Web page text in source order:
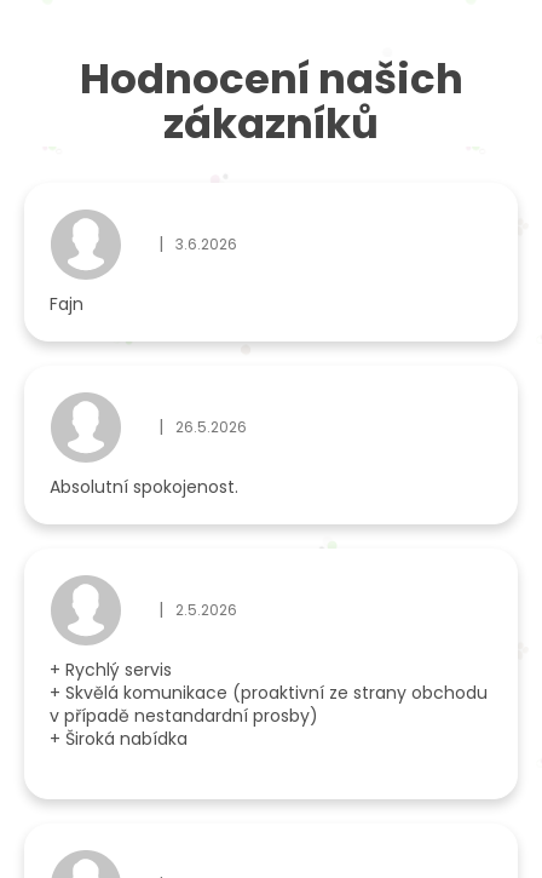
Hodnocení našich
zákazníků
Hodnocení obchodu je 5 z 5 hvězdiček.
| 3.6.2026
Fajn
Hodnocení obchodu je 5 z 5 hvězdiček.
| 26.5.2026
Absolutní spokojenost.
Hodnocení obchodu je 5 z 5 hvězdiček.
| 2.5.2026
+ Rychlý servis
+ Skvělá komunikace (proaktivní ze strany obchodu
v případě nestandardní prosby)
+ Široká nabídka